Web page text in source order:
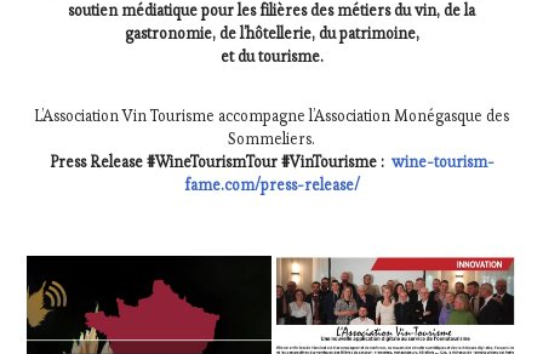
soutien médiatique pour les filières des métiers du vin, de la
gastronomie, de l’hôtellerie, du patrimoine,
et du tourisme.
L’Association Vin Tourisme accompagne l’Association Monégasque des
Sommeliers.
Press Release #WineTourismTour #VinTourisme : wine-tourism-
fame.com/press-release/